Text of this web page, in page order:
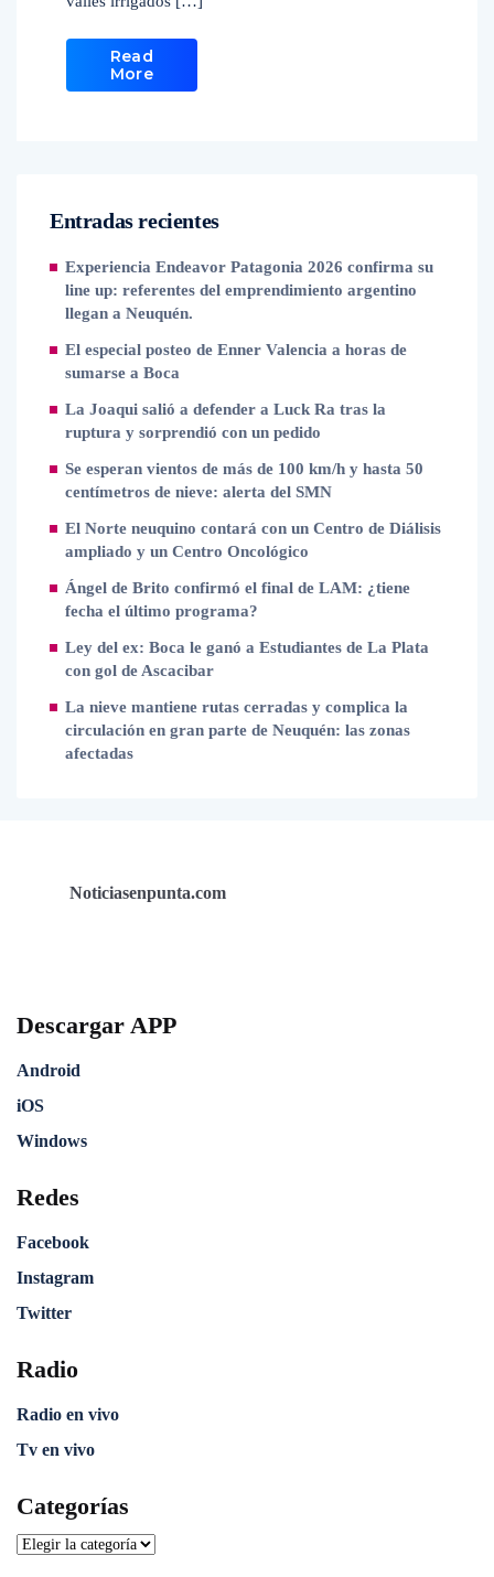
Read
More
Entradas recientes
Experiencia Endeavor Patagonia 2026 confirma su
line up: referentes del emprendimiento argentino
llegan a Neuquén.
El especial posteo de Enner Valencia a horas de
sumarse a Boca
La Joaqui salió a defender a Luck Ra tras la
ruptura y sorprendió con un pedido
Se esperan vientos de más de 100 km/h y hasta 50
centímetros de nieve: alerta del SMN
El Norte neuquino contará con un Centro de Diálisis
ampliado y un Centro Oncológico
Ángel de Brito confirmó el final de LAM: ¿tiene
fecha el último programa?
Ley del ex: Boca le ganó a Estudiantes de La Plata
con gol de Ascacibar
La nieve mantiene rutas cerradas y complica la
circulación en gran parte de Neuquén: las zonas
afectadas
Noticiasenpunta.com
Descargar APP
Android
iOS
Windows
Redes
Facebook
Instagram
Twitter
Radio
Radio en vivo
Tv en vivo
Categorías